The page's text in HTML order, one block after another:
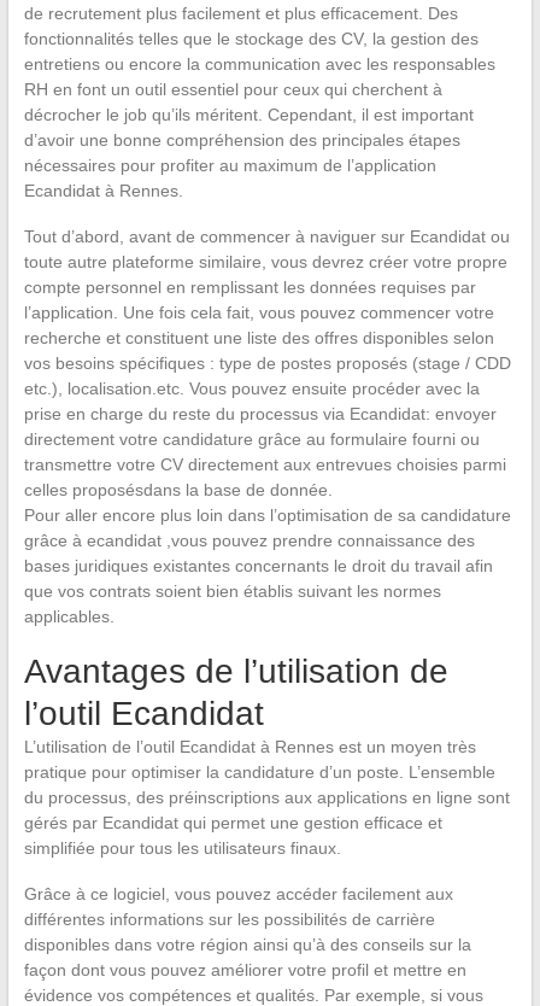
de recrutement plus facilement et plus efficacement. Des
fonctionnalités telles que le stockage des CV, la gestion des
entretiens ou encore la communication avec les responsables
RH en font un outil essentiel pour ceux qui cherchent à
décrocher le job qu’ils méritent. Cependant, il est important
d’avoir une bonne compréhension des principales étapes
nécessaires pour profiter au maximum de l’application
Ecandidat à Rennes.
Tout d’abord, avant de commencer à naviguer sur Ecandidat ou
toute autre plateforme similaire, vous devrez créer votre propre
compte personnel en remplissant les données requises par
l’application. Une fois cela fait, vous pouvez commencer votre
recherche et constituent une liste des offres disponibles selon
vos besoins spécifiques : type de postes proposés (stage / CDD
etc.), localisation.etc. Vous pouvez ensuite procéder avec la
prise en charge du reste du processus via Ecandidat: envoyer
directement votre candidature grâce au formulaire fourni ou
transmettre votre CV directement aux entrevues choisies parmi
celles proposésdans la base de donnée.
Pour aller encore plus loin dans l’optimisation de sa candidature
grâce à ecandidat ,vous pouvez prendre connaissance des
bases juridiques existantes concernants le droit du travail afin
que vos contrats soient bien établis suivant les normes
applicables.
Avantages de l’utilisation de
l’outil Ecandidat
L’utilisation de l’outil Ecandidat à Rennes est un moyen très
pratique pour optimiser la candidature d’un poste. L’ensemble
du processus, des préinscriptions aux applications en ligne sont
gérés par Ecandidat qui permet une gestion efficace et
simplifiée pour tous les utilisateurs finaux.
Grâce à ce logiciel, vous pouvez accéder facilement aux
différentes informations sur les possibilités de carrière
disponibles dans votre région ainsi qu’à des conseils sur la
façon dont vous pouvez améliorer votre profil et mettre en
évidence vos compétences et qualités. Par exemple, si vous